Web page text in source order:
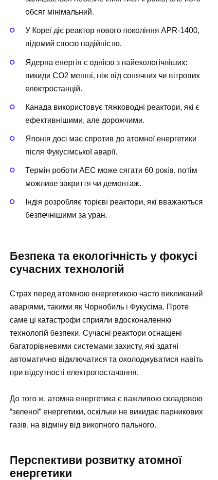
обсяг мінімальний.
У Кореї діє реактор нового покоління APR-1400,
відомий своєю надійністю.
Ядерна енергія є однією з найекологічніших:
викиди CO2 менші, ніж від сонячних чи вітрових
електростанцій.
Канада використовує тяжководні реактори, які є
ефективнішими, але дорожчими.
Японія досі має спротив до атомної енергетики
після Фукусімської аварії.
Термін роботи АЕС може сягати 60 років, потім
можливе закриття чи демонтаж.
Індія розробляє торієві реактори, які вважаються
безпечнішими за уран.
Безпека та екологічність у фокусі
сучасних технологій
Страх перед атомною енергетикою часто викликаний
аваріями, такими як Чорнобиль і Фукусіма. Проте
саме ці катастрофи сприяли вдосконаленню
технологій безпеки. Сучасні реактори оснащені
багаторівневими системами захисту, які здатні
автоматично відключатися та охолоджуватися навіть
при відсутності електропостачання.
До того ж, атомна енергетика є важливою складовою
“зеленої” енергетики, оскільки не викидає парникових
газів, на відміну від викопного пального.
Перспективи розвитку атомної
енергетики